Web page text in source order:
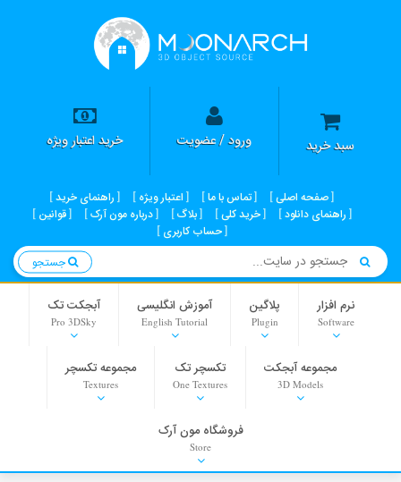
سبد خرید ورود / عضویت خرید اعتبار ویژه
صفحه اصلی تماس با ما اعتبار ویژه
راهنمای خرید
راهنمای دانلود
خرید کلی بلاگ درباره مون آرک
قوانین
حساب کاربری
نرم افزار
Software
پلاگین
Plugin
آموزش انگلیسی
English Tutorial
آبجکت تک
Pro 3DSky
مجموعه آبجکت
3D Models
تکسچر تک
One Textures
مجموعه تکسچر
Textures
PNG-PSD
فروشگاه مون آرک
Store